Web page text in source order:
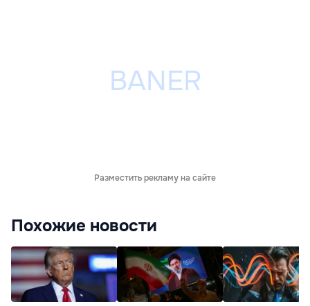
Разместить рекламу на сайте
Похожие новости